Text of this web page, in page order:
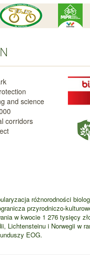
and science
corridors
różnorodności
przyrodniczo-
w kwocie 1 276 tysięcy
Lichtensteinu i Norwegii w
EOG.